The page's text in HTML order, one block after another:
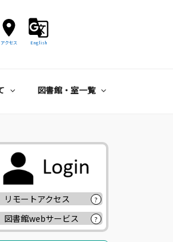
アクセス English
図書館・室一覧
リモートアクセス ?
図書館webサービス ?